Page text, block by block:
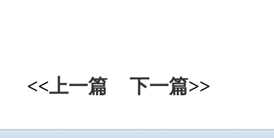
<<上一篇 下一篇>>